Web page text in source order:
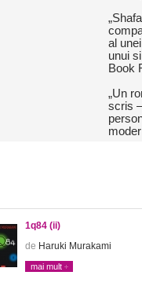
al
unui
Book
„Un
scris
1q84 (ii)
de Haruki Murakami
mai mult